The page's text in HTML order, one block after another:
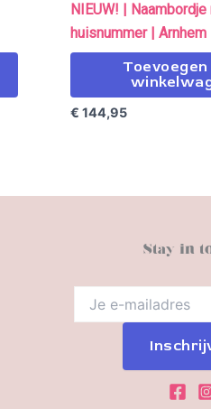
NIEUW! |
huisnummer | Arnhem
Toevoegen
€ 144,95
Stay in